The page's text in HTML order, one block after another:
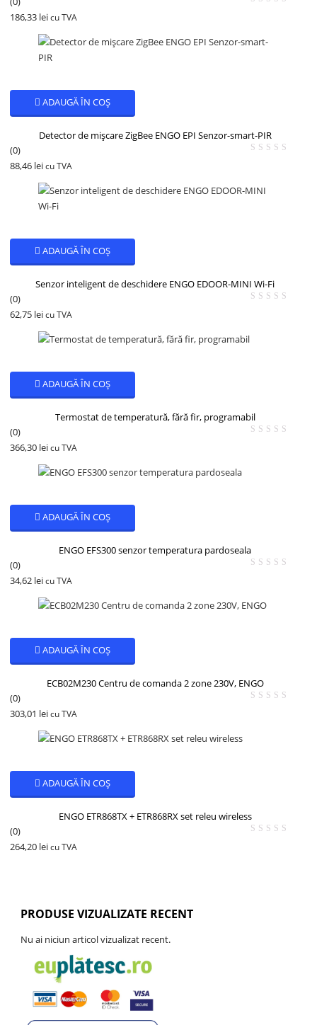
186,33 lei cu TVA
ADAUGĂ ÎN COȘ
Detector de mișcare ZigBee ENGO EPI Senzor-smart-PIR
(0)
88,46 lei cu TVA
ADAUGĂ ÎN COȘ
Senzor inteligent de deschidere ENGO EDOOR-MINI Wi-Fi
(0)
62,75 lei cu TVA
ADAUGĂ ÎN COȘ
Termostat de temperatură, fără fir, programabil
(0)
366,30 lei cu TVA
ADAUGĂ ÎN COȘ
ENGO EFS300 senzor temperatura pardoseala
(0)
34,62 lei cu TVA
ADAUGĂ ÎN COȘ
ECB02M230 Centru de comanda 2 zone 230V, ENGO
(0)
303,01 lei cu TVA
ADAUGĂ ÎN COȘ
ENGO ETR868TX + ETR868RX set releu wireless
(0)
264,20 lei cu TVA
PRODUSE VIZUALIZATE RECENT
Nu ai niciun articol vizualizat recent.